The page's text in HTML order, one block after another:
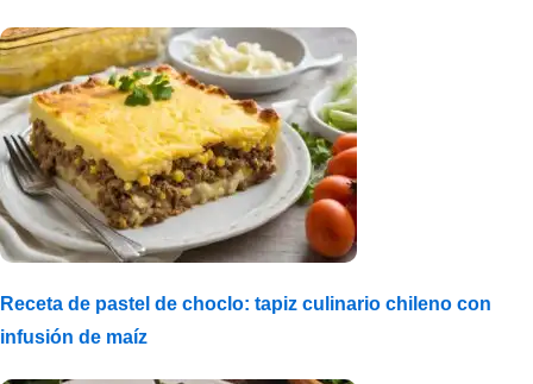
Receta de pastel de choclo: tapiz culinario chileno con
infusión de maíz